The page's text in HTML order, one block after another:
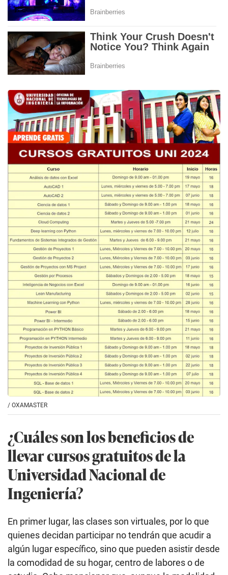
/ OXAMASTER
¿Cuáles son los beneficios de
llevar cursos gratuitos de la
Universidad Nacional de
Ingeniería?
En primer lugar, las clases son virtuales, por lo que
quienes decidan participar no tendrán que acudir a
algún lugar específico, sino que pueden asistir desde
la comodidad de su hogar, centro de labores o de